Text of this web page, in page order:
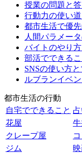
授業の問題と答
行動力の使い
都市生活で優
人間パラメー
バイトのやり
部活でできる
SNSの使い方
ルブランイベ
都市生活の行動
自宅でできること
花屋
クレープ屋
ジム